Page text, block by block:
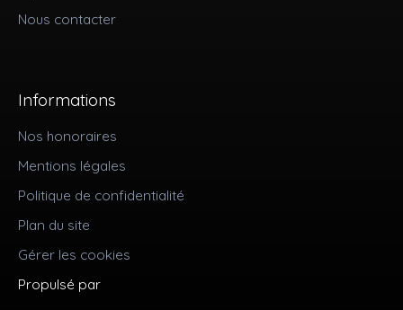
Nous contacter
Informations
Nos honoraires
Mentions légales
Politique de confidentialité
Plan du site
Gérer les cookies
Propulsé par